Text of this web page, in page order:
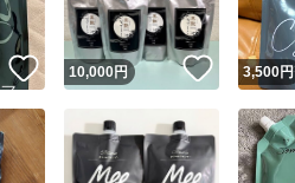
いいね！
10,000円 いいね！
3,500円